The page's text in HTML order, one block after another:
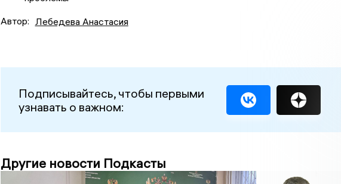
Автор: Лебедева Анастасия
Подписывайтесь, чтобы первыми
узнавать о важном:
Другие новости Подкасты